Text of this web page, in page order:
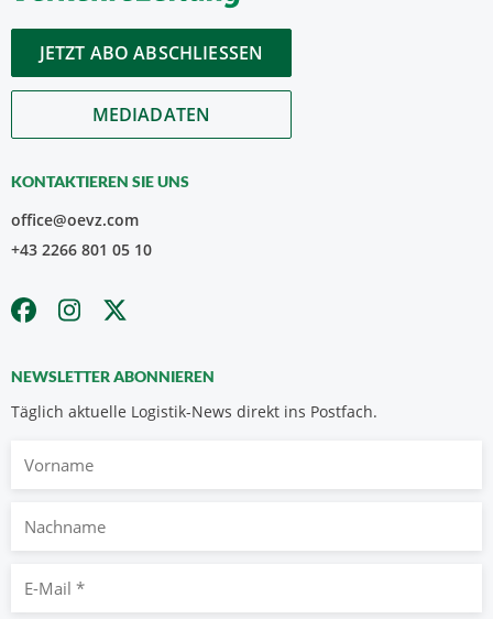
JETZT ABO ABSCHLIESSEN
MEDIADATEN
KONTAKTIEREN SIE UNS
office@oevz.com
+43 2266 801 05 10
NEWSLETTER ABONNIEREN
Täglich aktuelle Logistik-News direkt ins Postfach.
Vorname
Nachname
Mail